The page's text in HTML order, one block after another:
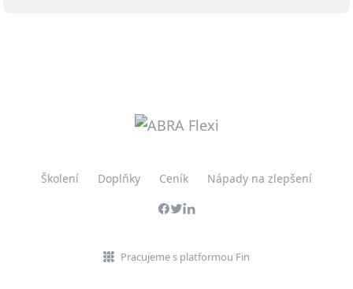
Školení Doplňky Ceník Nápady na zlepšení
Pracujeme s platformou Fin